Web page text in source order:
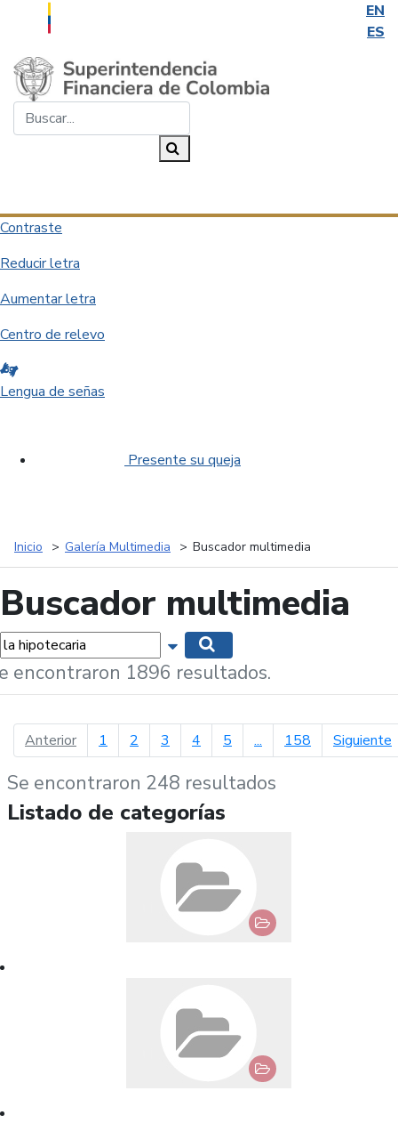
EN
ES
Saltar al contenido principal
Contraste
Reducir letra
Aumentar letra
Centro de relevo
Lengua de señas
Presente su queja
Inicio Galería Multimedia Buscador multimedia
Buscador multimedia
Mostrar opciones de búsqueda
encontraron 1896 resultados.
Anteriorpágina anterior
1 2 3 4 5 ... 158 Siguiente
Se encontraron 248 resultados
Listado de categorías